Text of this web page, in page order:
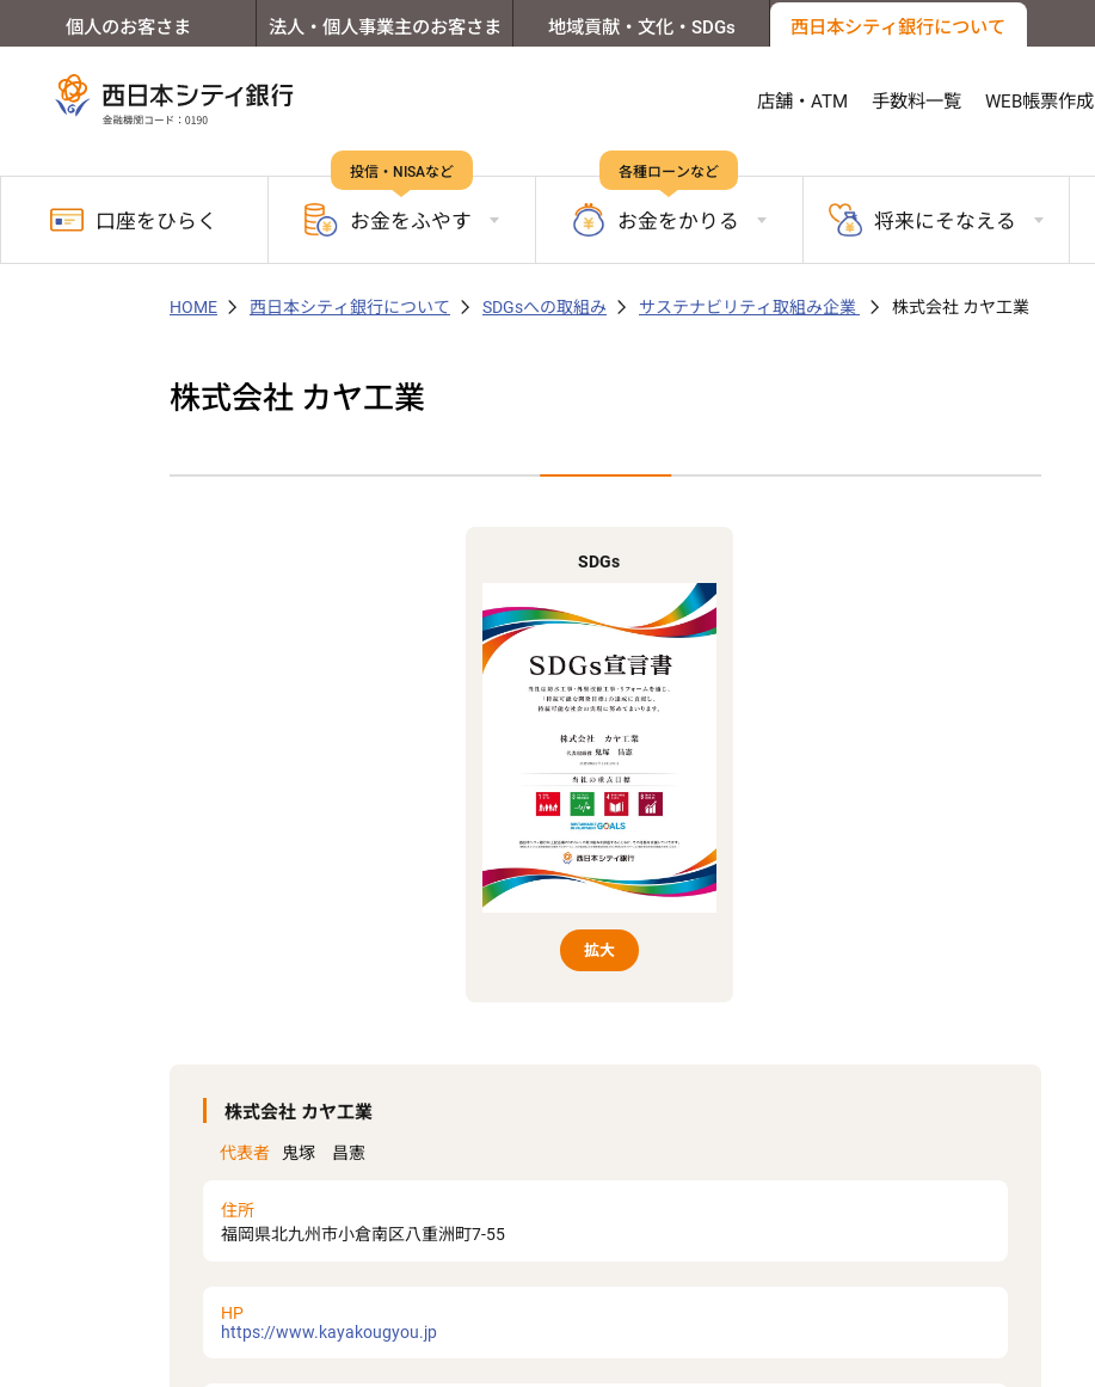
個人のお客さま 法人・個人事業主のお客さま 地域貢献・文化・SDGs 西日本シティ銀行について
店舗・ATM 手数料一覧 WEB帳票作成
口座を ひらく
投信・NISAなど
お金をふやす
各種ローンなど
お金をかりる 将来にそなえる
HOME 西日本シティ銀行について SDGsへの取組み サステナビリティ取組み企業 株式会社 カヤ工業
株式会社 カヤ工業
SDGs
拡大
株式会社 カヤ工業
代表者 鬼塚 昌憲
住所
福岡県北九州市小倉南区八重洲町7-55
HP
https://www.kayakougyou.jp